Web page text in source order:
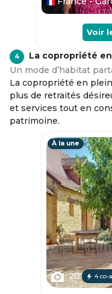
Voir
4
La copropriété
Un mode d’habitat
La copropriété en
plus de retraités
et services tout en
patrimoine.
À la une
20 4 co-